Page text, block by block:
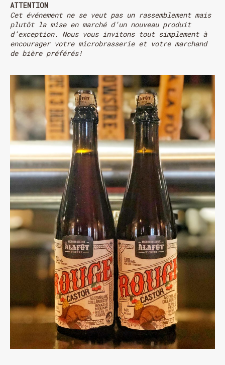
ATTENTION
Cet événement ne se veut pas un rassemblement mais
plutôt la mise en marché d’un nouveau produit
d’exception. Nous vous invitons tout simplement à
encourager votre microbrasserie et votre marchand
de bière préférés!